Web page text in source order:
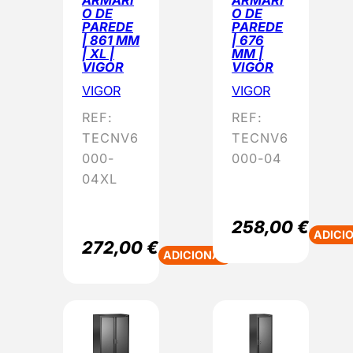
O DE
PAREDE
| 861 MM
| XL |
VIGOR
VIGOR
REF:
TECNV6
000-
04XL
272,00€ ADICIONAR
O DE
PAREDE
| 676
MM |
VIGOR
VIGOR
REF:
TECNV6
000-04
258,00€